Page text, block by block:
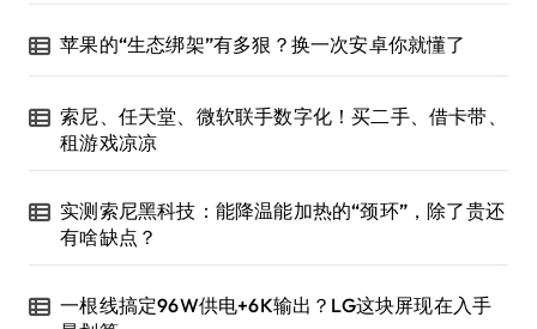
苹果的“生态绑架”有多狠？换一次安卓你就懂了
索尼、任天堂、微软联手数字化！买二手、借卡带、
租游戏凉凉
实测索尼黑科技：能降温能加热的“颈环”，除了贵还
有啥缺点？
一根线搞定96W供电+6K输出？LG这块屏现在入手